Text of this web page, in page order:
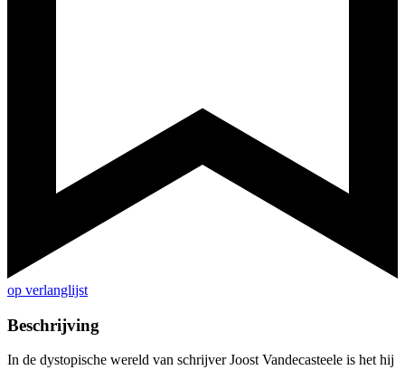
op verlanglijst
Beschrijving
In de dystopische wereld van schrijver Joost Vandecasteele is het hij